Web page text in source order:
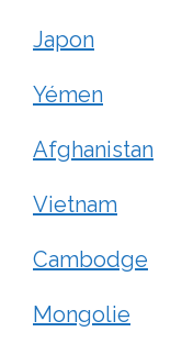
Japon
Yémen
Afghanistan
Vietnam
Cambodge
Mongolie